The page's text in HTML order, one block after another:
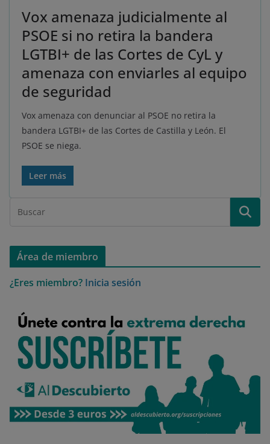
Vox amenaza judicialmente al
PSOE si no retira la bandera
LGTBI+ de las Cortes de CyL y
amenaza con enviarles al equipo
de seguridad
Vox amenaza con denunciar al PSOE no retira la
bandera LGTBI+ de las Cortes de Castilla y León. El
PSOE se niega.
Leer más
Área de miembro
¿Eres miembro? Inicia sesión